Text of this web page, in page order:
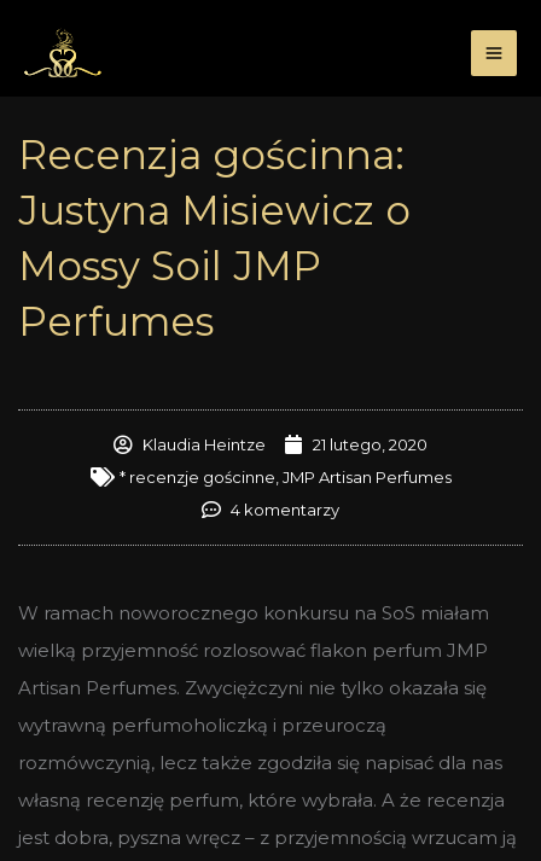
treści
Recenzja gościnna:
Justyna Misiewicz o
Mossy Soil JMP
Perfumes
Klaudia Heintze
21 lutego, 2020
* recenzje gościnne JMP Artisan Perfumes
4 komentarzy
W ramach noworocznego konkursu na SoS miałam
wielką przyjemność rozlosować flakon perfum JMP
Artisan Perfumes. Zwyciężczyni nie tylko okazała się
wytrawną perfumoholiczką i przeuroczą
rozmówczynią, lecz także zgodziła się napisać dla nas
własną recenzję perfum, które wybrała. A że recenzja
jest dobra, pyszna wręcz – z przyjemnością wrzucam ją